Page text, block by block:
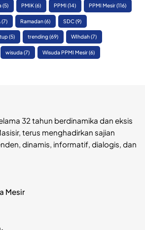
(5) PMIK(6) PPMI (14) PPMI Mesir(116)
(7) Ramadan(6) SDC(9)
(5) trending (69) WIhdah(7)
wisuda(7) Wisuda PPMI Mesir(6)
32 tahun berdinamika dan eksis
terus menghadirkan sajian
dinamis, informatif, dialogis, dan
Mesir